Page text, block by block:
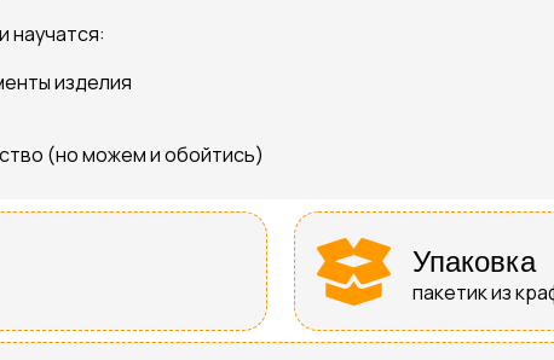
научатся:
изделия
(но можем и обойтись)
пакетик из
Упаковка